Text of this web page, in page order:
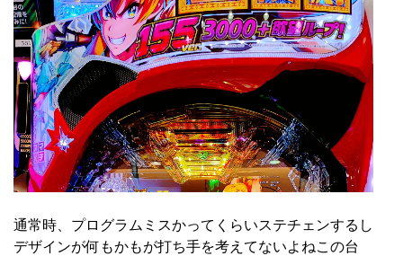
通常時、プログラムミスかってくらいステチェンするし
デザインが何もかもが打ち手を考えてないよねこの台